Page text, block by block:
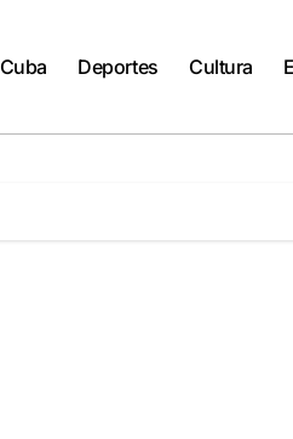
Cuba Deportes Cultura